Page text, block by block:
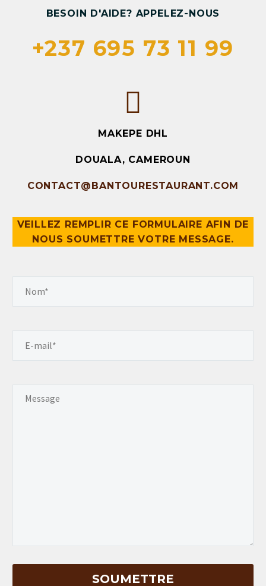
BESOIN D'AIDE? APPELEZ-NOUS
+237 695 73 11 99
MAKEPE DHL
DOUALA, CAMEROUN
CONTACT@BANTOURESTAURANT.COM
VEILLEZ REMPLIR CE FORMULAIRE AFIN DE
NOUS SOUMETTRE VOTRE MESSAGE.